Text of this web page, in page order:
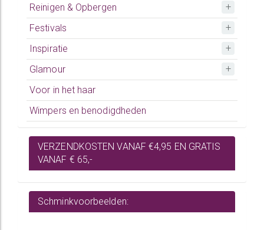
Reinigen & Opbergen
Festivals
Inspiratie
Glamour
Voor in het haar
Wimpers en benodigdheden
VERZENDKOSTEN VANAF €4,95 EN GRATIS
VANAF € 65,-
Schminkvoorbeelden: